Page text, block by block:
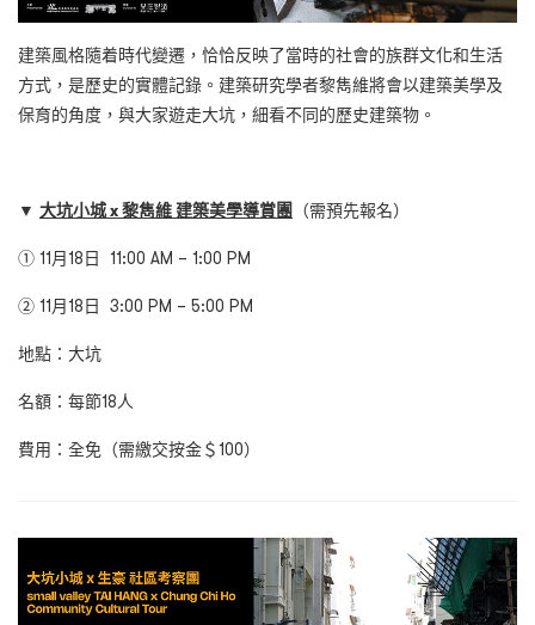
建築風格隨着時代變遷，恰恰反映了當時的社會的族群文化和生活
方式，是歷史的實體記錄。建築研究學者黎雋維將會以建築美學及
保育的角度，與大家遊走大坑，細看不同的歷史建築物。
▼ 大坑小城x黎雋維 建築美學導賞團 （需預先報名）
① 11月18日 11:00 AM – 1:00 PM
② 11月18日 3:00 PM – 5:00 PM
地點：大坑
名額：每節18人
費用：全免（需繳交按金＄100）